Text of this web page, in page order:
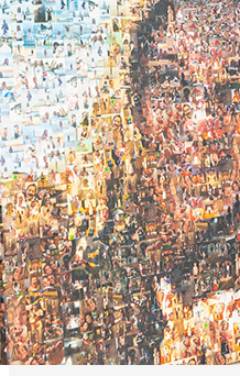
Ваш город:
Ваш регион доставки
Выберите из списка: